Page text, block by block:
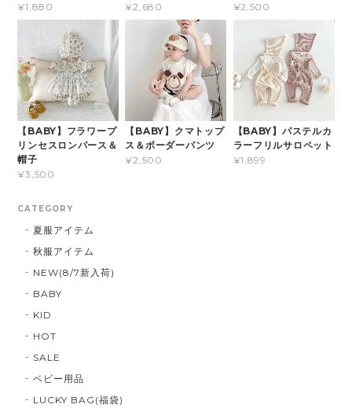
¥1,880
¥2,680
¥2,500
【BABY】フラワープ
リンセスロンパース＆
帽子
¥3,500
【BABY】クマトップ
ス＆ボーダーパンツ
¥2,500
【BABY】パステルカ
ラーフリルサロペット
¥1,899
CATEGORY
夏服アイテム
秋服アイテム
NEW(8/7新入荷)
BABY
KID
HOT
SALE
ベビー用品
LUCKY BAG(福袋)